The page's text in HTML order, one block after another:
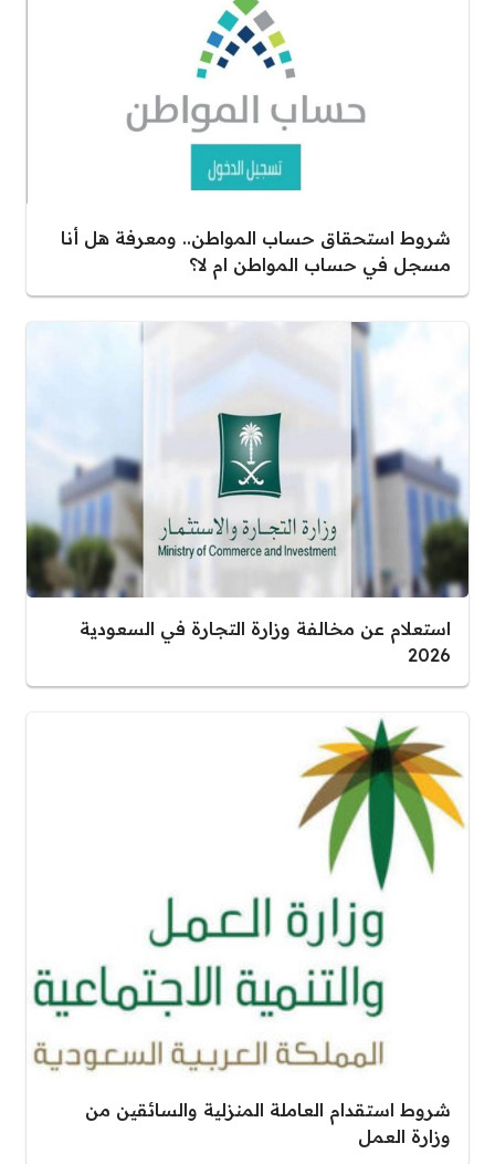
شروط استحقاق حساب المواطن.. ومعرفة هل أنا
مسجل في حساب المواطن ام لا؟
استعلام عن مخالفة وزارة التجارة في السعودية
2026
شروط استقدام العاملة المنزلية والسائقين من
وزارة العمل